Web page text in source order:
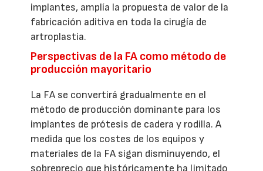
implantes, amplía la propuesta de valor de la
fabricación aditiva en toda la cirugía de
artroplastia.
Perspectivas de la FA como método de
producción mayoritario
La FA se convertirá gradualmente en el
método de producción dominante para los
implantes de prótesis de cadera y rodilla. A
medida que los costes de los equipos y
materiales de la FA sigan disminuyendo, el
sobreprecio que históricamente ha limitado